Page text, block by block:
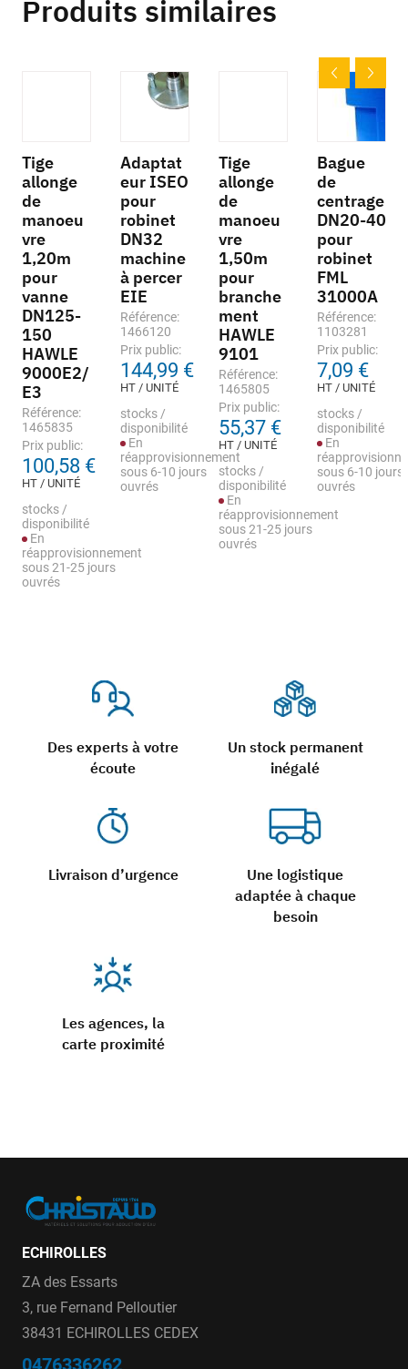
Des experts à votre
écoute
Un stock permanent
inégalé
Livraison d’urgence
Une logistique
adaptée à chaque
besoin
Les agences, la
carte proximité
Produits similaires
Tige
allonge
de
manoeu
vre
1,20m
pour
vanne
DN125-
150
HAWLE
9000E2/
E3
Référence:
1465835
Prix public:
100,58 €
HT / UNITÉ
stocks /
disponibilité
En
réapprovisionnement
sous 21-25 jours
ouvrés
Adaptat
eur ISEO
pour
robinet
DN32
machine
à percer
EIE
Référence:
1466120
Prix public:
144,99 €
HT / UNITÉ
stocks /
disponibilité
En
réapprovisionnement
sous 6-10 jours
ouvrés
Tige
allonge
de
manoeu
vre
1,50m
pour
branche
ment
HAWLE
9101
Référence:
1465805
Prix public:
55,37 €
HT / UNITÉ
stocks /
disponibilité
En
réapprovisionnement
sous 21-25 jours
ouvrés
Bague
de
centrage
DN20-40
pour
robinet
FML
31000A
Référence:
1103281
Prix public:
7,09 €
HT / UNITÉ
stocks /
disponibilité
En
sous 6-10 jours
ouvrés
ECHIROLLES
ZA des Essarts
3, rue Fernand Pelloutier
38431 ECHIROLLES CEDEX
0476336262